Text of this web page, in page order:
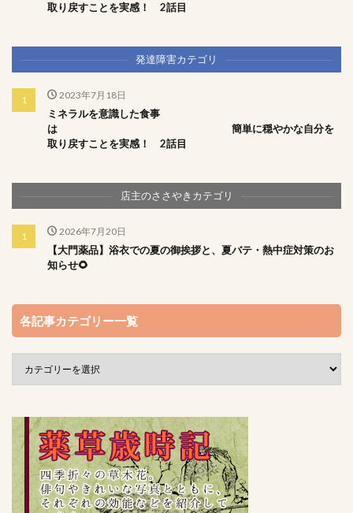
取り戻すことを実感！ 2話目
発達障害カテゴリ
2023年7月18日
ミネラルを意識した食事
は 簡単に穏やかな自分を
取り戻すことを実感！ 2話目
店主のささやきカテゴリ
2026年7月20日
【大門薬品】浴衣での夏の御挨拶と、夏バテ・熱中症対策のお
知らせ🌻
各記事カテゴリー一覧